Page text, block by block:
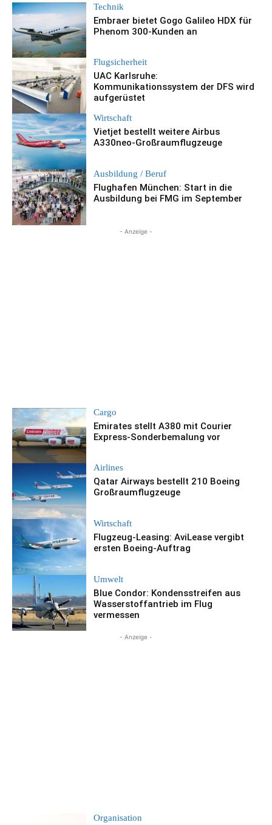
Technik
Embraer bietet Gogo Galileo HDX für
Phenom 300-Kunden an
Flugsicherheit
UAC Karlsruhe:
Kommunikationssystem der DFS wird
aufgerüstet
Wirtschaft
Vietjet bestellt weitere Airbus
A330neo-Großraumflugzeuge
Ausbildung / Beruf
Flughafen München: Start in die
Ausbildung bei FMG im September
- Anzeige -
Cargo
Emirates stellt A380 mit Courier
Express-Sonderbemalung vor
Airlines
Qatar Airways bestellt 210 Boeing
Großraumflugzeuge
Wirtschaft
Flugzeug-Leasing: AviLease vergibt
ersten Boeing-Auftrag
Umwelt
Blue Condor: Kondensstreifen aus
Wasserstoffantrieb im Flug
vermessen
- Anzeige -
Organisation